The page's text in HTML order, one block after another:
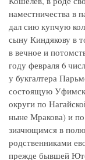
наместничества в
дал сию купчую
сыну Киндякову в
в вечное и
году февраля 6
у букгалтера
состоящую
округи по
ныне Мракова) и
зиачющимся в
родственниками
прежде бывшей